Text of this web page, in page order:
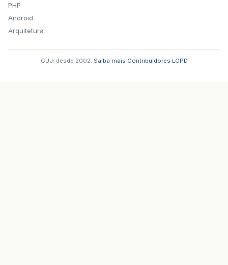
PHP
Android
Arquitetura
GUJ: desde 2002. Saiba mais Contribuidores LGPD